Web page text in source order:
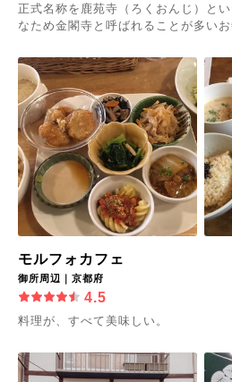
正式名称を鹿苑寺（ろくおんじ）と
なため金閣寺と呼ばれることが多いお
モルフォカフェ
御所周辺｜京都府
4.5
料理が、すべて美味しい。